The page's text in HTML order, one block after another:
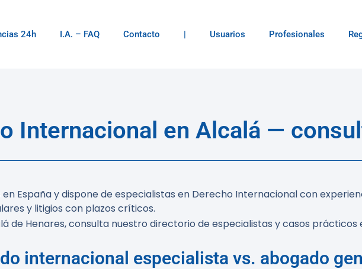
24h I.A. – FAQ Contacto | Usuarios Profesionales
Internacional en Alcalá —
España y dispone de especialistas en Derecho Internacional con
y litigios con plazos críticos.
de Henares, consulta nuestro directorio de especialistas y casos prácticos
internacional especialista vs. abogado